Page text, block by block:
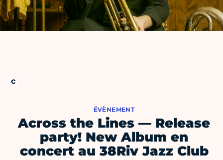
ÉVÈNEMENT
Across the Lines — Release
party! New Album en
concert au 38Riv Jazz Club